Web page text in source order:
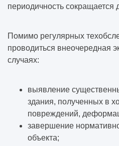
периодичность сокращается
Помимо регулярных
проводиться внеочередная
случаях:
выявление
здания, полученных в
повреждений,
завершение
объекта;